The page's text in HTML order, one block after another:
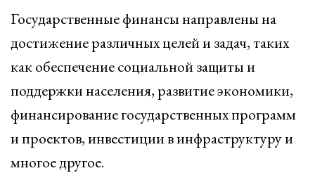
Государственные финансы направлены на
достижение различных целей и задач, таких
как обеспечение социальной защиты и
поддержки населения, развитие экономики,
финансирование государственных программ
и проектов, инвестиции в инфраструктуру и
многое другое.